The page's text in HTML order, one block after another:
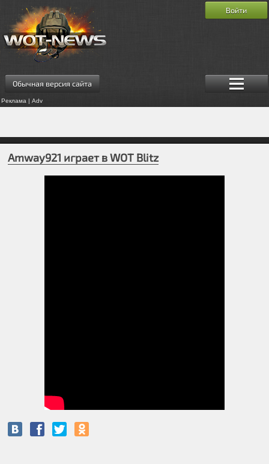
Обычная версия сайта
Реклама | Adv
Войти
Amway921 играет в WOT Blitz